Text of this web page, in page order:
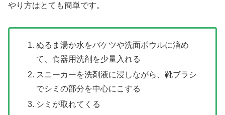
やり方はとても簡単です。
ぬるま湯か水をバケツや洗面ボウルに溜め
て、食器用洗剤を少量入れる
スニーカーを洗剤液に浸しながら、靴ブラシ
でシミの部分を中心にこする
シミが取れてくる